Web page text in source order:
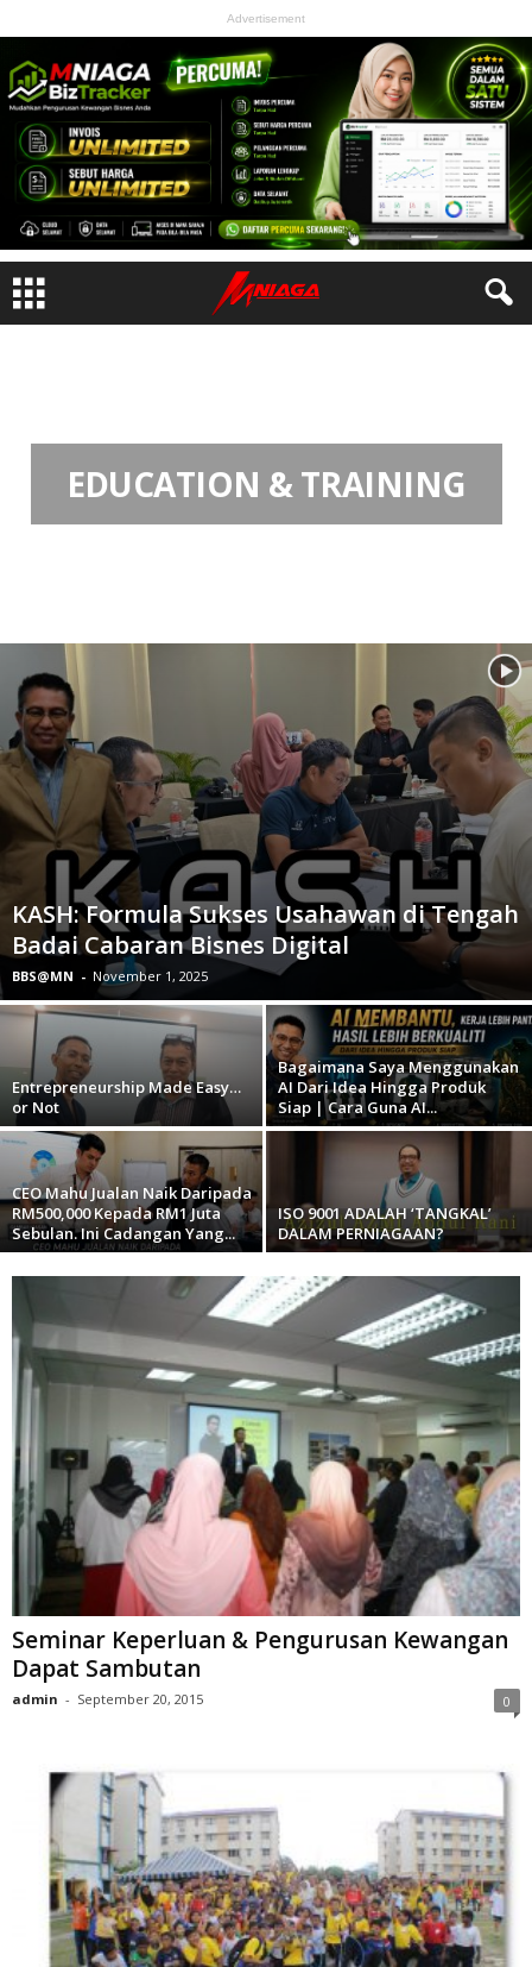
Advertisement
EDUCATION & TRAINING
KASH: Formula Sukses Usahawan di Tengah
Badai Cabaran Bisnes Digital
BBS@MN - November 1, 2025
Entrepreneurship Made Easy…
or Not
Bagaimana Saya Menggunakan
AI Dari Idea Hingga Produk
Siap | Cara Guna AI...
CEO Mahu Jualan Naik Daripada
RM500,000 Kepada RM1 Juta
Sebulan. Ini Cadangan Yang...
ISO 9001 ADALAH ‘TANGKAL’
DALAM PERNIAGAAN?
Seminar Keperluan & Pengurusan Kewangan
Dapat Sambutan
admin - September 20, 2015 0